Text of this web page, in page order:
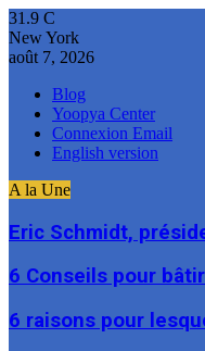
31.9 C
New York
août 7, 2026
Blog
Yoopya Center
Connexion Email
English version
A la Une
Eric Schmidt,
6 Conseils pour
6 raisons pour